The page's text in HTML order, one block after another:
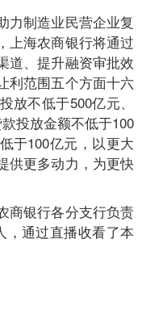
制造业民营企业复
上海农商银行将通过
道、提升融资审批效
利范围五个方面十六
不低于500亿元、
投放金额不低于100
于100亿元，以更大
供更多动力，为更快
银行各分支行负责
，通过直播收看了本